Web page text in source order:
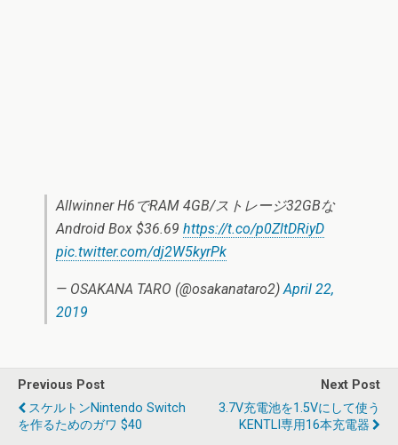
Allwinner H6でRAM 4GB/ストレージ32GBな
Android Box $36.69 https://t.co/p0ZltDRiyD
pic.twitter.com/dj2W5kyrPk
— OSAKANA TARO (@osakanataro2)April 22,
2019
Previous Post
スケルトンNintendo Switch
を作るためのガワ $40
Next Post
3.7V充電池を1.5Vにして使う
KENTLI専用16本充電器